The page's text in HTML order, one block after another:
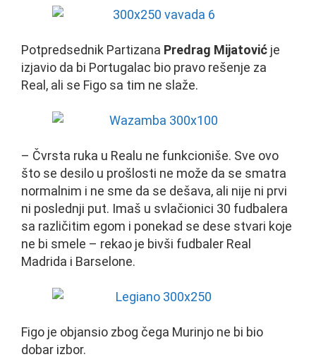
Potpredsednik Partizana Predrag Mijatović je
izjavio da bi Portugalac bio pravo rešenje za
Real, ali se Figo sa tim ne slaže.
– Čvrsta ruka u Realu ne funkcioniše. Sve ovo
što se desilo u prošlosti ne može da se smatra
normalnim i ne sme da se dešava, ali nije ni prvi
ni poslednji put. Imaš u svlačionici 30 fudbalera
sa različitim egom i ponekad se dese stvari koje
ne bi smele – rekao je bivši fudbaler Real
Madrida i Barselone.
Figo je objansio zbog čega Murinjo ne bi bio
dobar izbor.